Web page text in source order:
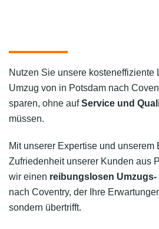
Nutzen Sie unsere kosteneffiziente
Umzug von in Potsdam nach
sparen, ohne aufService und
müssen.
Mit unserer Expertise und unserem
Zufriedenheit unserer Kunden aus
wir einen reibungslosen
nach Coventry, der Ihre
sondern übertrifft.